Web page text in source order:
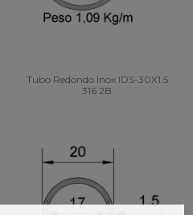
Tubo Redondo Inox IDS-30X1.5
316 2B